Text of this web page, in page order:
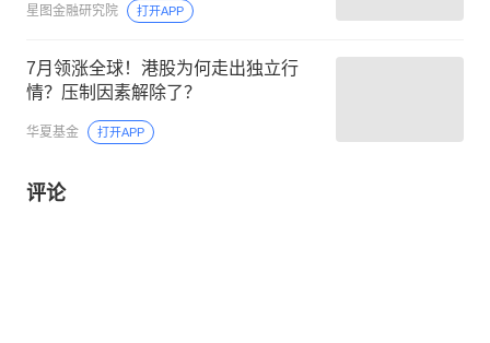
星图金融研究院 打开APP
7月领涨全球！港股为何走出独立行
情？压制因素解除了？
华夏基金 打开APP
评论